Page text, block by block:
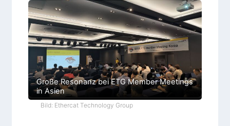
Große Resonanz bei ETG Member Meetings
in Asien
Bild: Ethercat Technology Group